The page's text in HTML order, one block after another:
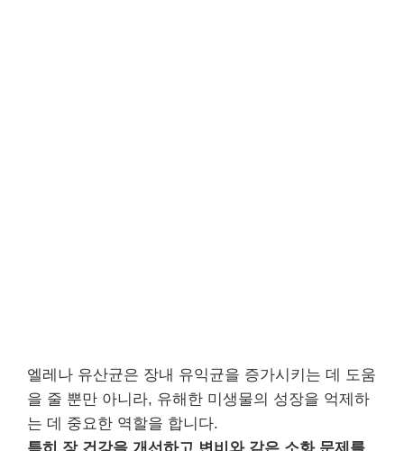
엘레나 유산균은 장내 유익균을 증가시키는 데 도움
을 줄 뿐만 아니라, 유해한 미생물의 성장을 억제하
는 데 중요한 역할을 합니다.